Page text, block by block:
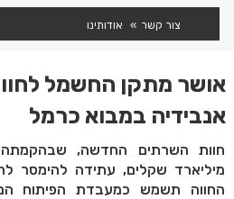
צור קשר אודותינו
אושר מתקן החשמל
אנבידיה במבוא כרמל
החווה תשמש כמעבדת הפיתוח